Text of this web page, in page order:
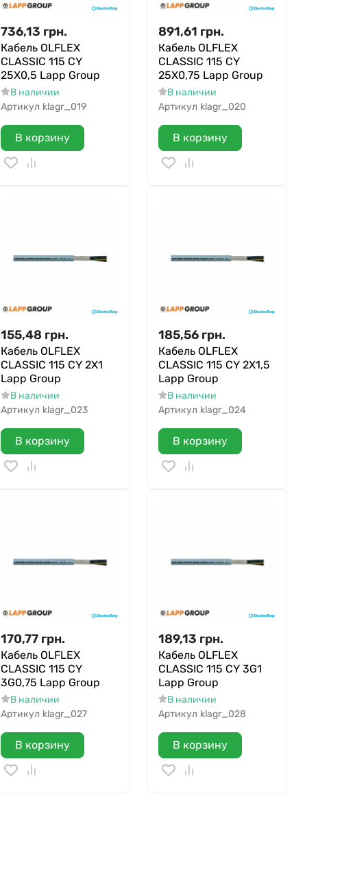
736,13 грн.
Кабель OLFLEX
CLASSIC 115 CY
25X0,5 Lapp Group
В наличии
Артикул klagr_019
В корзину
891,61 грн.
Кабель OLFLEX
CLASSIC 115 CY
25X0,75 Lapp Group
В наличии
Артикул klagr_020
В корзину
155,48 грн.
Кабель OLFLEX
CLASSIC 115 CY 2X1
Lapp Group
В наличии
Артикул klagr_023
В корзину
185,56 грн.
Кабель OLFLEX
CLASSIC 115 CY 2X1,5
Lapp Group
В наличии
Артикул klagr_024
В корзину
170,77 грн.
Кабель OLFLEX
CLASSIC 115 CY
3G0,75 Lapp Group
В наличии
Артикул klagr_027
В корзину
189,13 грн.
Кабель OLFLEX
CLASSIC 115 CY 3G1
Lapp Group
В наличии
Артикул klagr_028
В корзину